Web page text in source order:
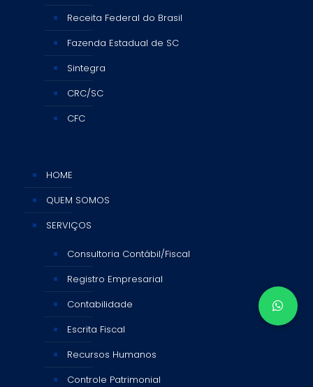
Receita Federal do Brasil
Fazenda Estadual de SC
Sintegra
CRC/SC
CFC
HOME
QUEM SOMOS
SERVIÇOS
Consultoria Contábil/Fiscal
Registro Empresarial
Contabilidade
Escrita Fiscal
Recursos Humanos
Controle Patrimonial